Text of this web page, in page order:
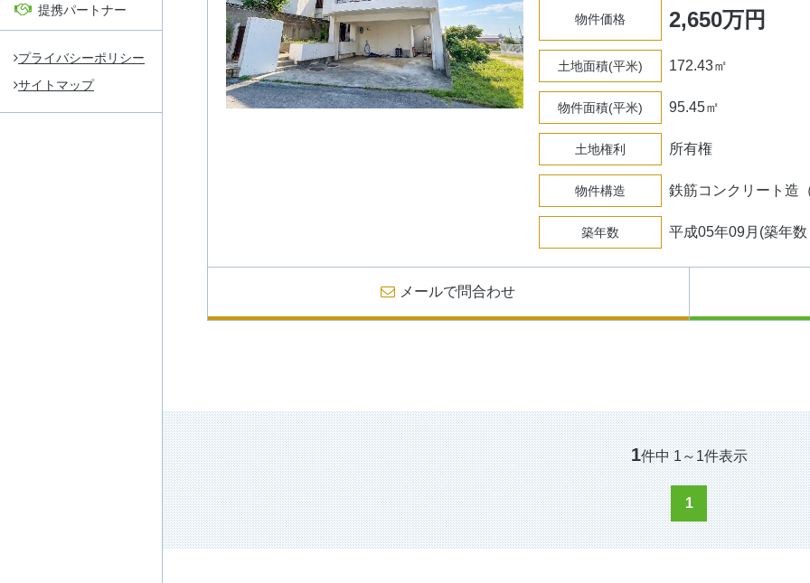
提携パートナー
プライバシーポリシー
サイトマップ
物件価格 2,650万円
土地面積(平米) 172.43㎡
物件面積(平米) 95.45㎡
土地権利 所有権
物件構造 鉄筋コンクリート造
築年数 平成05年09月(築年
メールで問合わせ
1件中1～1件表示
1